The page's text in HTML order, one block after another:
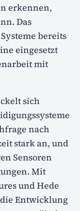
erkennen,
Das
bereits
eingesetzt
mit
sich
nach
stark an, und
Sensoren
Mit
und Hede
Entwicklung